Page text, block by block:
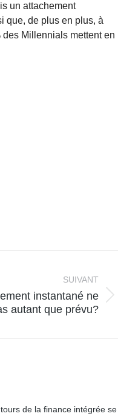
un attachement
que, de plus en plus, à
des Millennials mettent en
SUIVANT
instantané ne
autant que prévu?
de la finance intégrée se